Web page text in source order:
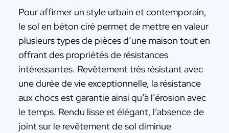
Pour affirmer un style urbain et contemporain,
le sol en béton ciré permet de mettre en valeur
plusieurs types de pièces d’une maison tout en
offrant des propriétés de résistances
intéressantes. Revêtement très résistant avec
une durée de vie exceptionnelle, la résistance
aux chocs est garantie ainsi qu’à l’érosion avec
le temps. Rendu lisse et élégant, l’absence de
joint sur le revêtement de sol diminue